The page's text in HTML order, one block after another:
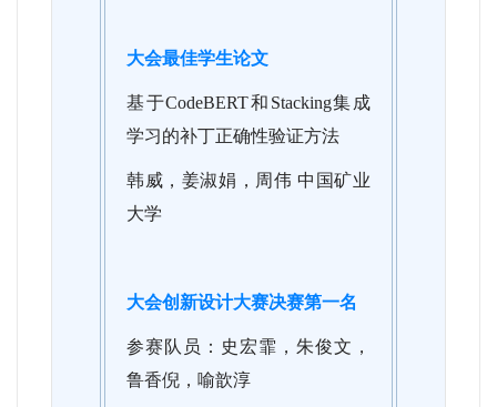
大会最佳学生论文
基于CodeBERT和Stacking集成
学习的补丁正确性验证方法
韩威，姜淑娟，周伟 中国矿业
大学
大会创新设计大赛决赛第一名
参赛队员：史宏霏，朱俊文，
鲁香倪，喻歆淳